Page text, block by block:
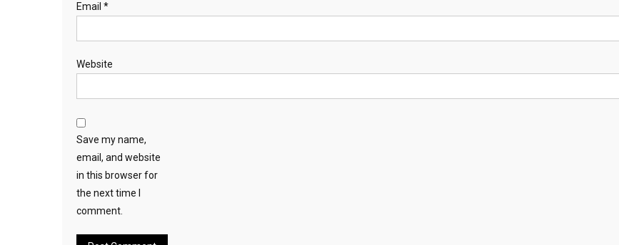
Email *
Website
Save my name,
email, and website
in this browser for
the next time I
comment.